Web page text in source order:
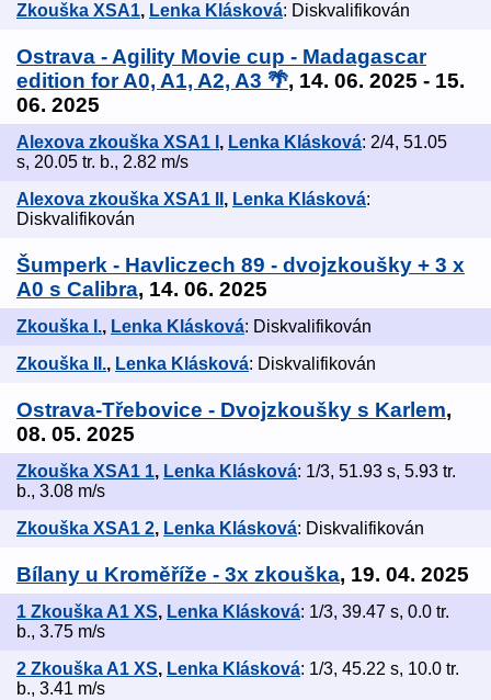
Zkouška XSA1, Lenka Klásková: Diskvalifikován
Ostrava - Agility Movie cup - Madagascar
edition for A0, A1, A2, A3 🌴, 14. 06. 2025 - 15.
06. 2025
Alexova zkouška XSA1 I , Lenka Klásková: 2/4, 51.05
s, 20.05 tr. b., 2.82 m/s
Alexova zkouška XSA1 II , Lenka Klásková:
Diskvalifikován
Šumperk - Havliczech 89 - dvojzkoušky + 3 x
A0 s Calibra, 14. 06. 2025
Zkouška I., Lenka Klásková: Diskvalifikován
Zkouška II., Lenka Klásková: Diskvalifikován
Ostrava-Třebovice - Dvojzkoušky s Karlem,
08. 05. 2025
Zkouška XSA1 1, Lenka Klásková: 1/3, 51.93 s, 5.93 tr.
b., 3.08 m/s
Zkouška XSA1 2, Lenka Klásková: Diskvalifikován
Bílany u Kroměříže - 3x zkouška, 19. 04. 2025
1 Zkouška A1 XS, Lenka Klásková: 1/3, 39.47 s, 0.0 tr.
b., 3.75 m/s
2 Zkouška A1 XS, Lenka Klásková: 1/3, 45.22 s, 10.0 tr.
b., 3.41 m/s